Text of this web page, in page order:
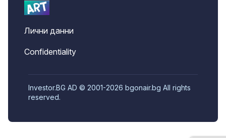
Лични данни
Confidentiality
Investor.BG AD © 2001-2026 bgonair.bg All rights
reserved.